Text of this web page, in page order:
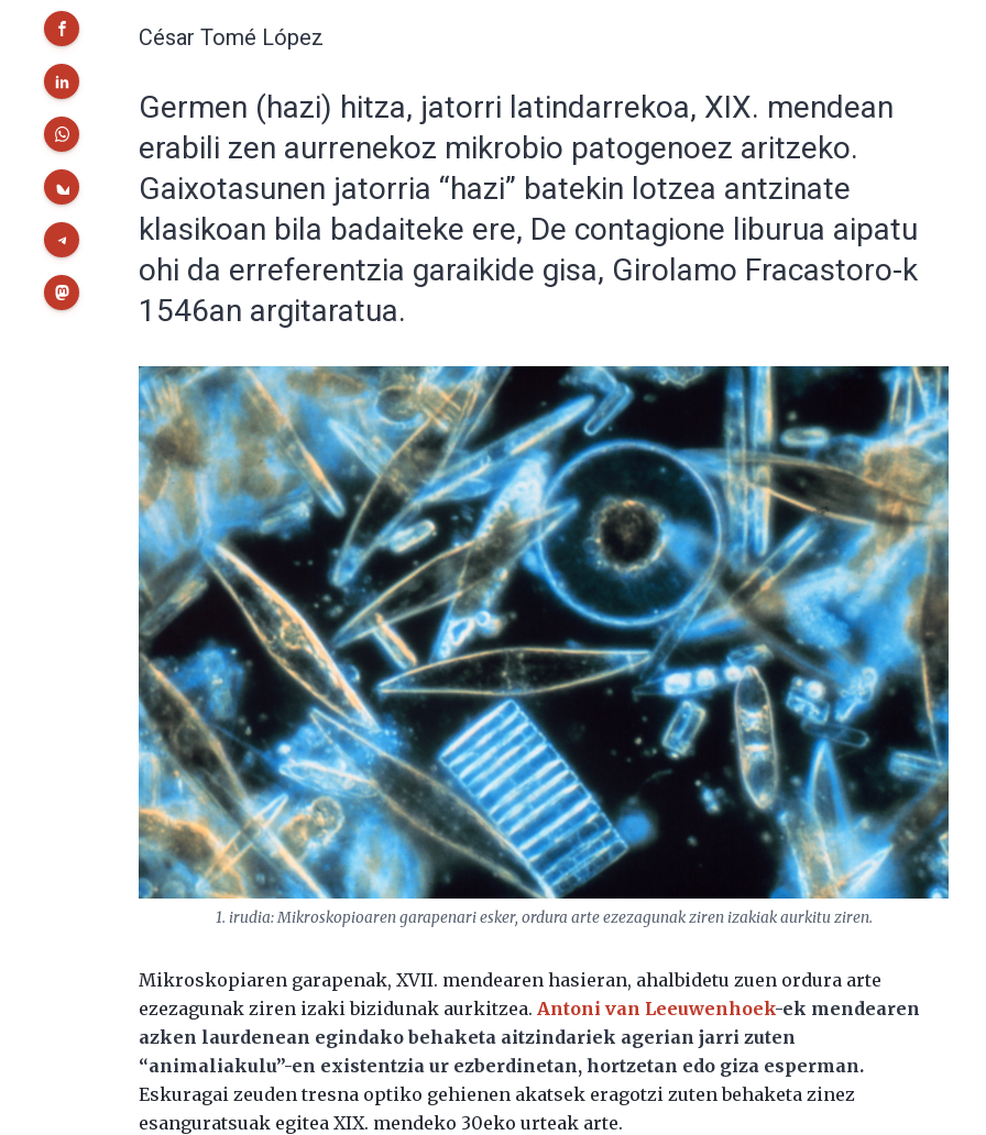
César Tomé López
Germen (hazi) hitza, jatorri latindarrekoa, XIX. mendean
erabili zen aurrenekoz mikrobio patogenoez aritzeko.
Gaixotasunen jatorria “hazi” batekin lotzea antzinate
klasikoan bila badaiteke ere, De contagione liburua aipatu
ohi da erreferentzia garaikide gisa, Girolamo Fracastoro-k
1546an argitaratua.
1. irudia: Mikroskopioaren garapenari esker, ordura arte ezezagunak ziren izakiak aurkitu ziren.
Mikroskopiaren garapenak, XVII. mendearen hasieran, ahalbidetu zuen ordura arte
ezezagunak ziren izaki bizidunak aurkitzea. Antoni van Leeuwenhoek-ek mendearen
azken laurdenean egindako behaketa aitzindariek agerian jarri zuten
“animaliakulu”-en existentzia ur ezberdinetan, hortzetan edo giza esperman.
Eskuragai zeuden tresna optiko gehienen akatsek eragotzi zuten behaketa zinez
esanguratsuak egitea XIX. mendeko 30eko urteak arte.